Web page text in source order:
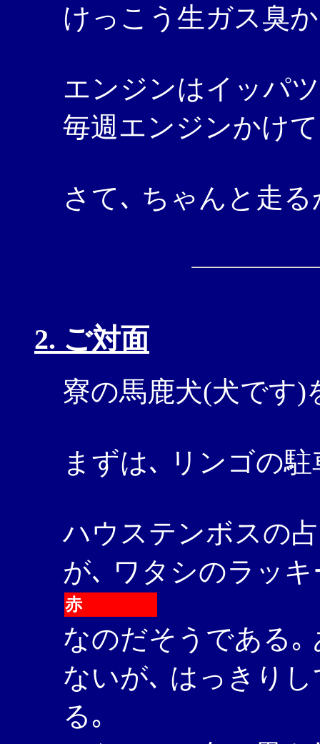
けっこう生ガス臭
エンジンはイッパ
毎週エンジンかけ
さて､ ちゃんと走る
2. ご対面
寮の馬鹿犬(犬です)
まずは､ リンゴの
ハウステンボスの
が､ ワタシのラッ
赤
なのだそうである｡
ないが､ はっきり
る｡